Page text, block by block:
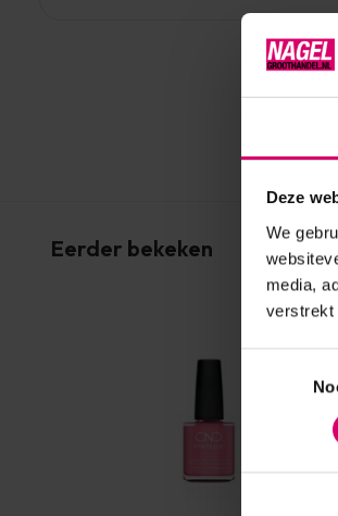
Deze
We
media,
verstrekt
Eerder bekeken